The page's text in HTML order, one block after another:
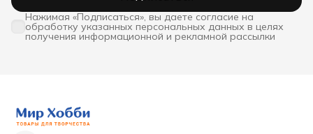
Нажимая «Подписаться», вы даете согласие на
обработку указанных персональных данных в целях
получения информационной и рекламной рассылки